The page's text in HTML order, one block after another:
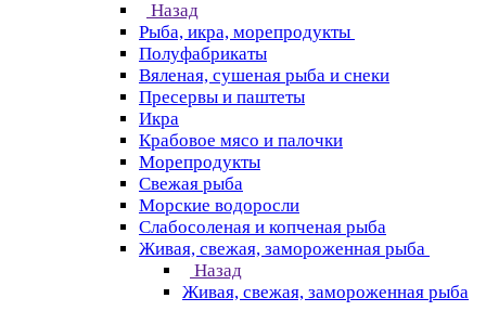
Назад
Рыба, икра, морепродукты
Полуфабрикаты
Вяленая, сушеная рыба и снеки
Пресервы и паштеты
Икра
Крабовое мясо и палочки
Морепродукты
Свежая рыба
Морские водоросли
Слабосоленая и копченая рыба
Живая, свежая, замороженная рыба
Назад
Живая, свежая, замороженная рыба